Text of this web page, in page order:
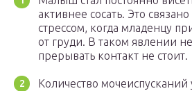
активнее сосать. Это
стрессом, когда младенцу
от груди. В таком явлении
прерывать контакт не стоит.
Количество мочеиспусканий